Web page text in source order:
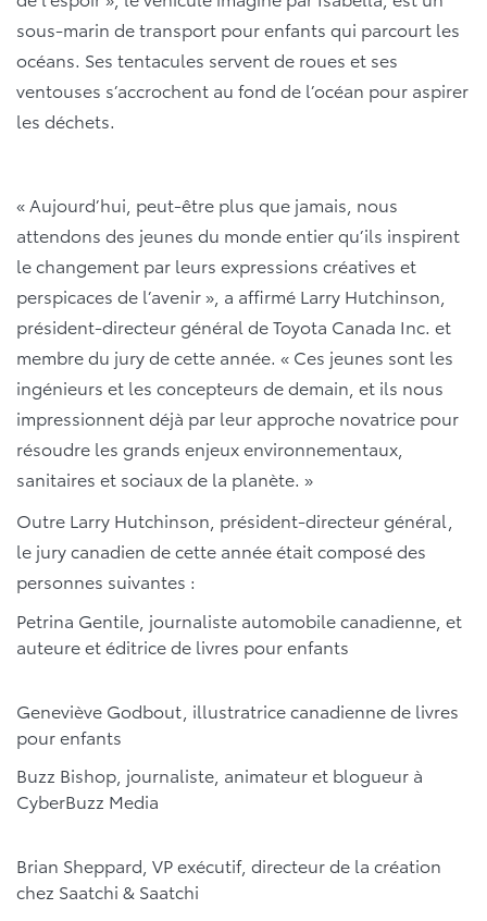
sous-marin de transport pour enfants qui parcourt les
océans. Ses tentacules servent de roues et ses
ventouses s’accrochent au fond de l’océan pour aspirer
les déchets.
« Aujourd’hui, peut-être plus que jamais, nous
attendons des jeunes du monde entier qu’ils inspirent
le changement par leurs expressions créatives et
perspicaces de l’avenir », a affirmé Larry Hutchinson,
président-directeur général de Toyota Canada Inc. et
membre du jury de cette année. « Ces jeunes sont les
ingénieurs et les concepteurs de demain, et ils nous
impressionnent déjà par leur approche novatrice pour
résoudre les grands enjeux environnementaux,
sanitaires et sociaux de la planète. »
Outre Larry Hutchinson, président-directeur général,
le jury canadien de cette année était composé des
personnes suivantes :
Petrina Gentile, journaliste automobile canadienne, et
auteure et éditrice de livres pour enfants
Geneviève Godbout, illustratrice canadienne de livres
pour enfants
Buzz Bishop, journaliste, animateur et blogueur à
CyberBuzz Media
Brian Sheppard, VP exécutif, directeur de la création
chez Saatchi & Saatchi